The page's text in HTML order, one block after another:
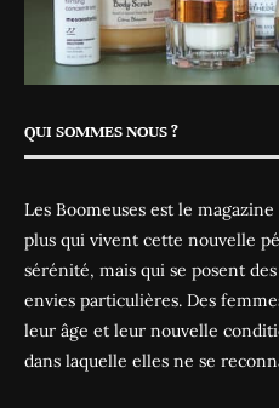
QUI SOMMES NOUS ?
Les Boomeuses est le
plus qui vivent cette nouvelle
sérénité, mais qui se posent
envies particulières. Des
leur âge et leur nouvelle
dans laquelle elles ne se